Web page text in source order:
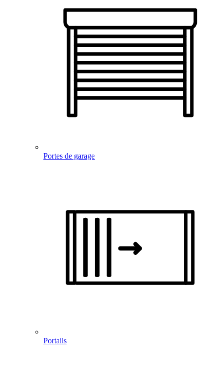
Portes de garage
Portails